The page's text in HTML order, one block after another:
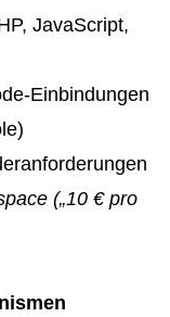
JavaScript,
Einbindungen
(„10 € pro